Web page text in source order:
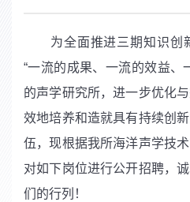
为全面推进三期知识创
“一流的成果、一流的效益、
的声学研究所，进一步优化
效地培养和造就具有持续创
伍，现根据我所海洋声学技
对如下岗位进行公开招聘，
们的行列！